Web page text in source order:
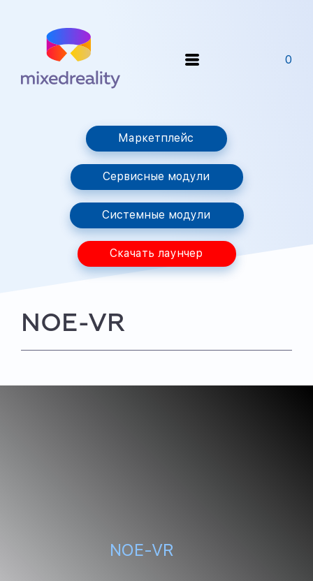
0
Маркетплейс
Сервисные модули
Системные модули
Скачать лаунчер
NOE-VR
NOE-VR